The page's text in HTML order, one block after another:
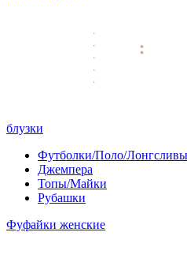
блузки
Футболки/Поло/
Джемпера
Топы/Майки
Рубашки
Фуфайки женские